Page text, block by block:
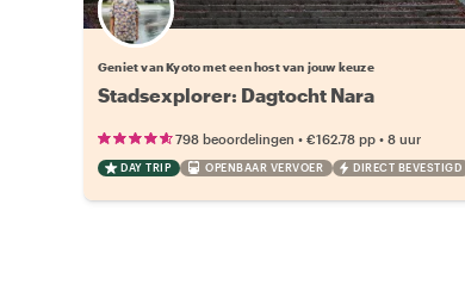
Kies jouw favoriete local
Geniet van Kyoto met een host van jouw keuze
Stadsexplorer: Dagtocht Nara
798 beoordelingen • €162.78 pp • 8 uur
DAY TRIP OPENBAAR VERVOER DIRECT BEVESTIGD